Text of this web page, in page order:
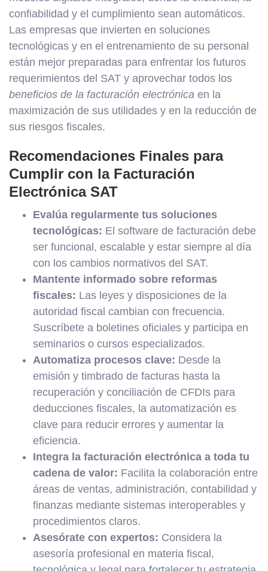
confiabilidad y el cumplimiento sean automáticos.
Las empresas que invierten en soluciones
tecnológicas y en el entrenamiento de su personal
están mejor preparadas para enfrentar los futuros
requerimientos del SAT y aprovechar todos los
beneficios de la facturación electrónica en la
maximización de sus utilidades y en la reducción de
sus riesgos fiscales.
Recomendaciones Finales para
Cumplir con la Facturación
Electrónica SAT
Evalúa regularmente tus soluciones
tecnológicas: El software de facturación debe
ser funcional, escalable y estar siempre al día
con los cambios normativos del SAT.
Mantente informado sobre reformas
fiscales: Las leyes y disposiciones de la
autoridad fiscal cambian con frecuencia.
Suscríbete a boletines oficiales y participa en
seminarios o cursos especializados.
Automatiza procesos clave: Desde la
emisión y timbrado de facturas hasta la
recuperación y conciliación de CFDIs para
deducciones fiscales, la automatización es
clave para reducir errores y aumentar la
eficiencia.
Integra la facturación electrónica a toda tu
cadena de valor: Facilita la colaboración entre
áreas de ventas, administración, contabilidad y
finanzas mediante sistemas interoperables y
procedimientos claros.
Asesórate con expertos: Considera la
asesoría profesional en materia fiscal,